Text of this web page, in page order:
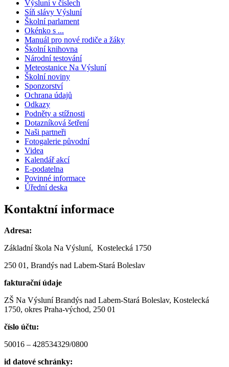
Výsluní v číslech
Síň slávy Výsluní
Školní parlament
Okénko s ...
Manuál pro nové rodiče a žáky
Školní knihovna
Národní testování
Meteostanice Na Výsluní
Školní noviny
Sponzorství
Ochrana údajů
Odkazy
Podněty a stížnosti
Dotazníková šetření
Naši partneři
Fotogalerie původní
Videa
Kalendář akcí
E-podatelna
Povinné informace
Úřední deska
Kontaktní informace
Adresa:
Základní škola Na Výsluní, Kostelecká 1750
250 01, Brandýs nad Labem-Stará Boleslav
fakturační údaje
ZŠ Na Výsluní Brandýs nad Labem-Stará Boleslav, Kostelecká
1750, okres Praha-východ, 250 01
číslo účtu:
50016 – 428534329/0800
id datové schránky: